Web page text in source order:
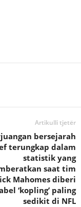
Artikulli tjetër
bersejarah
terungkap dalam
statistik yang
saat tim
Mahomes diberi
‘kopling’ paling
sedikit di NFL